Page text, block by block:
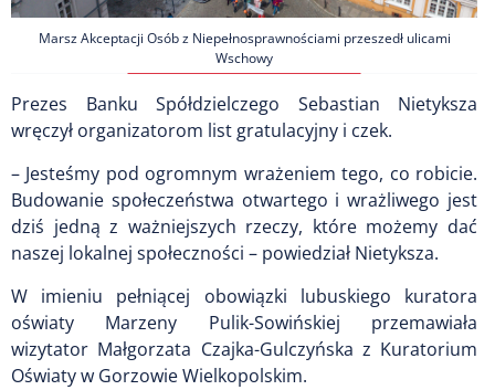
Marsz Akceptacji Osób z Niepełnosprawnościami przeszedł ulicami
Wschowy
Prezes Banku Spółdzielczego Sebastian Nietyksza
wręczył organizatorom list gratulacyjny i czek.
– Jesteśmy pod ogromnym wrażeniem tego, co robicie.
Budowanie społeczeństwa otwartego i wrażliwego jest
dziś jedną z ważniejszych rzeczy, które możemy dać
naszej lokalnej społeczności – powiedział Nietyksza.
W imieniu pełniącej obowiązki lubuskiego kuratora
oświaty Marzeny Pulik-Sowińskiej przemawiała
wizytator Małgorzata Czajka-Gulczyńska z Kuratorium
Oświaty w Gorzowie Wielkopolskim.